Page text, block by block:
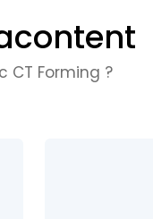
CT Forming ?